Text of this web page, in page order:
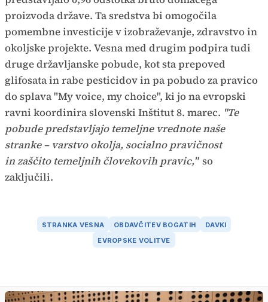
proizvoda države. Ta sredstva bi omogočila
pomembne investicije v izobraževanje, zdravstvo in
okoljske projekte. Vesna med drugim podpira tudi
druge državljanske pobude, kot sta prepoved
glifosata in rabe pesticidov in pa pobudo za pravico
do splava "My voice, my choice", ki jo na evropski
ravni koordinira slovenski Inštitut 8. marec. "Te
pobude predstavljajo temeljne vrednote naše
stranke – varstvo okolja, socialno pravičnost
in zaščito temeljnih človekovih pravic," so
zaključili.
STRANKA VESNA OBDAVČITEV BOGATIH
DAVKI
EVROPSKE VOLITVE